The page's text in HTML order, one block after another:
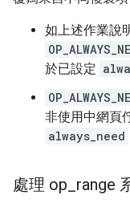
如上述作業說
於已設定
非使用中網頁
always_need
處理 op range